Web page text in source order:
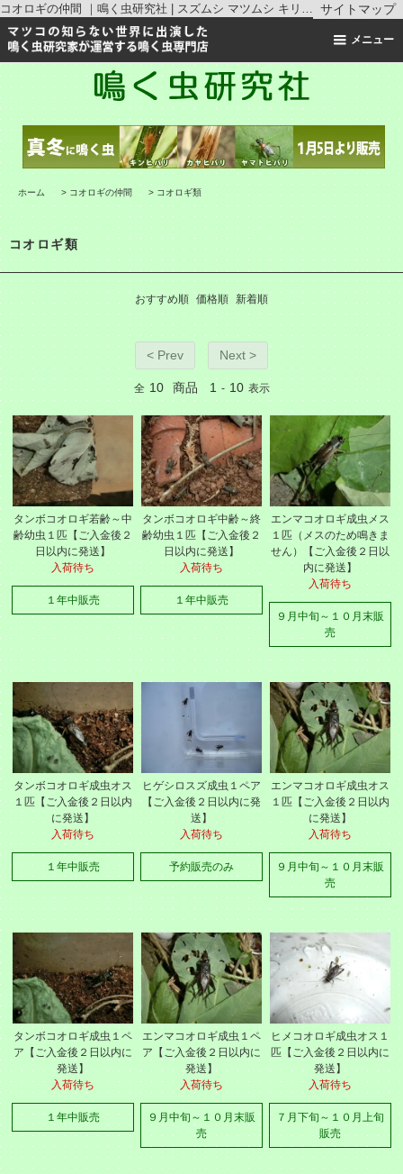
コオロギの仲間 ｜鳴く虫研究社 | スズムシ マツムシ キリギリス 通販 サイトマップ
メニュー
ホーム > コオロギの仲間 > コオロギ類
コオロギ類
おすすめ順 価格順 新着順
< Prev Next >
全 10 商品 1 - 10 表示
タンボコオロギ若齢～中
齢幼虫１匹【ご入金後２
日以内に発送】
入荷待ち
１年中販売
タンボコオロギ中齢～終
齢幼虫１匹【ご入金後２
日以内に発送】
入荷待ち
１年中販売
エンマコオロギ成虫メス
１匹（メスのため鳴きま
せん）【ご入金後２日以
内に発送】
入荷待ち
９月中旬～１０月末販
売
タンボコオロギ成虫オス
１匹【ご入金後２日以内
に発送】
入荷待ち
１年中販売
ヒゲシロスズ成虫１ペア
【ご入金後２日以内に発
送】
入荷待ち
予約販売のみ
エンマコオロギ成虫オス
１匹【ご入金後２日以内
に発送】
入荷待ち
９月中旬～１０月末販
売
タンボコオロギ成虫１ペ
ア【ご入金後２日以内に
発送】
入荷待ち
１年中販売
エンマコオロギ成虫１ペ
ア【ご入金後２日以内に
発送】
入荷待ち
９月中旬～１０月末販
売
ヒメコオロギ成虫オス１
匹【ご入金後２日以内に
発送】
入荷待ち
７月下旬～１０月上旬
販売